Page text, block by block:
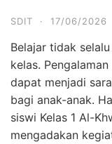
SDIT · 17/06/2026
Belajar tidak
kelas.
dapat menjadi
bagi anak-anak.
siswi Kelas 1 Al-
mengadakan